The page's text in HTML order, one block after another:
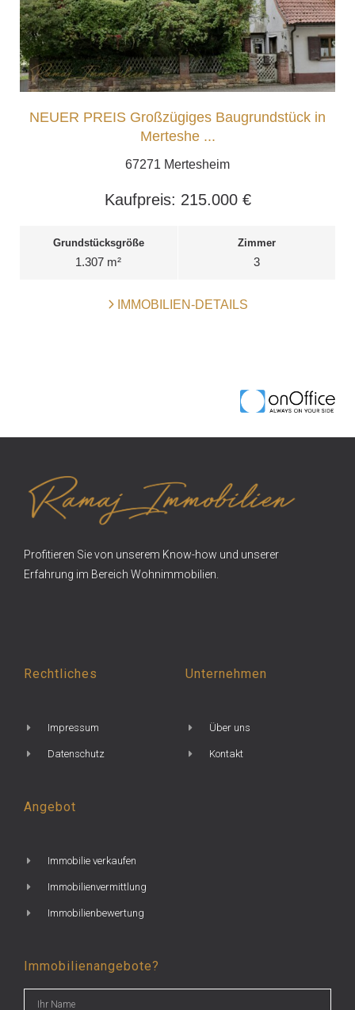
Profitieren Sie von unserem Know-how und unserer
Erfahrung im Bereich Wohnimmobilien.
Rechtliches
Impressum
Datenschutz
Unternehmen
Über uns
Kontakt
Angebot
Immobilie verkaufen
Immobilienvermittlung
Immobilienbewertung
Immobilienangebote?